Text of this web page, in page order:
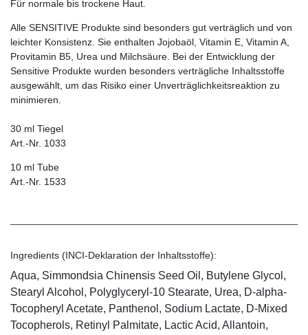
Für normale bis trockene Haut.
Alle SENSITIVE Produkte sind besonders gut verträglich und von
leichter Konsistenz. Sie enthalten Jojobaöl, Vitamin E, Vitamin A,
Provitamin B5, Urea und Milchsäure. Bei der Entwicklung der
Sensitive Pro­dukte wurden besonders verträgliche Inhaltsstoffe
ausgewählt, um das Risiko einer Unverträglichkeitsreaktion zu
minimieren.
30 ml Tiegel
Art.-Nr. 1033
10 ml Tube
Art.-Nr. 1533
Ingredients (INCI-Deklaration der Inhaltsstoffe):
Aqua, Simmondsia Chinensis Seed Oil, Butylene Glycol,
Stearyl Alcohol, Polyglyceryl-10 Stearate, Urea, D-alpha-
Tocopheryl Acetate, Panthenol, Sodium Lactate, D-Mixed
Tocopherols, Retinyl Palmitate, Lactic Acid, Allantoin,